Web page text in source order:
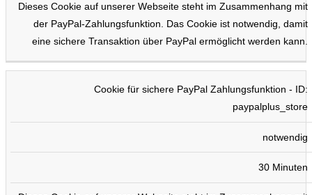
Dieses Cookie auf unserer Webseite steht im Zusammenhang mit
der PayPal-Zahlungsfunktion. Das Cookie ist notwendig, damit
eine sichere Transaktion über PayPal ermöglicht werden kann.
Cookie für sichere PayPal Zahlungsfunktion - ID:
paypalplus_store
notwendig
30 Minuten